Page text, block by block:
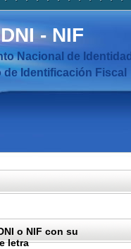
DNI-NIF
Nacional de Identidad
de Identificación Fiscal
o NIF con su
letra